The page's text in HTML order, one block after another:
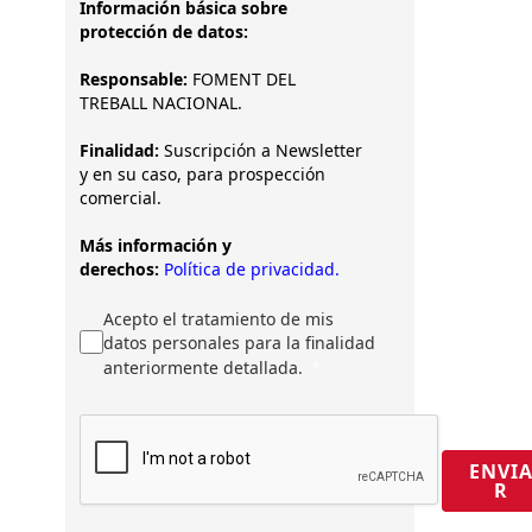
Información básica sobre
protección de datos:
Responsable: FOMENT DEL
TREBALL NACIONAL.
Finalidad: Suscripción a Newsletter
y en su caso, para prospección
comercial.
Más información y
derechos: Política de privacidad.
Acepto el tratamiento de mis
datos personales para la finalidad
anteriormente detallada.
ENVIA
R